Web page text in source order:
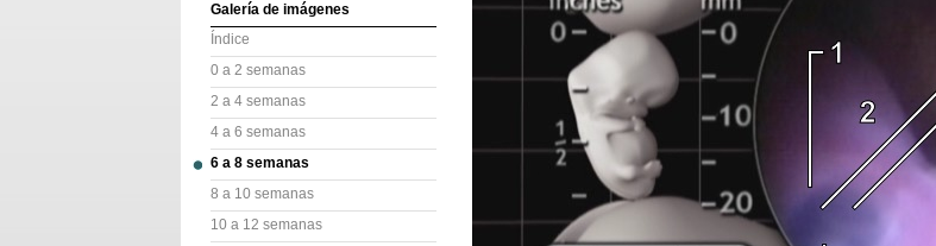
Galería de imágenes
Índice
0 a 2 semanas
2 a 4 semanas
4 a 6 semanas
6 a 8 semanas
8 a 10 semanas
10 a 12 semanas